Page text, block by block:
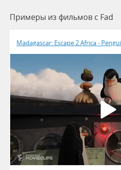
Примеры из фильмов c Fad
Madagascar: Escape 2 Africa -